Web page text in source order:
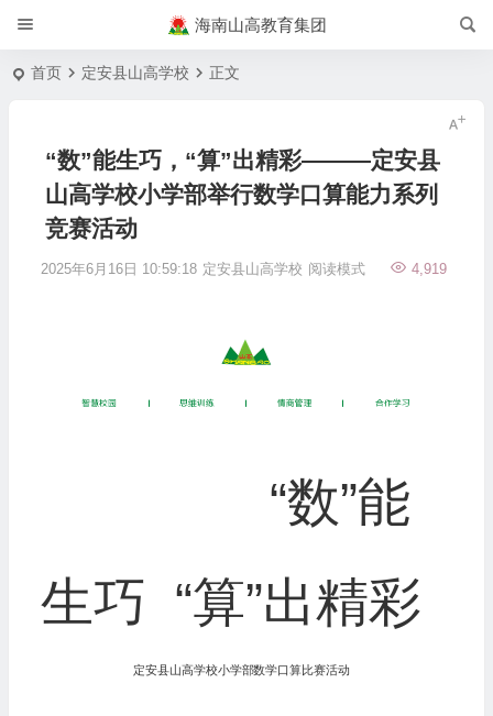
海南山高教育集团
首页 定安县山高学校 正文
“数”能生巧，“算”出精彩———定安县
山高学校小学部举行数学口算能力系列
竞赛活动
2025年6月16日 10:59:18 定安县山高学校 4,919
阅读模式
“数”能
生巧 “算”出精彩
定安县山高学校小学部数学口算比赛活动